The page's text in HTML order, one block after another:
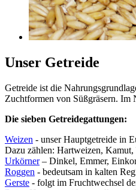
Unser Getreide
Getreide ist die
Zuchtformen von Süßgräsern. Im
Die sieben Getreidegattungen:
Weizen - unser Hauptgetreide in
Dazu zählen: Hartweizen,
Urkörner– Dinkel, Emmer,
Roggen - bedeutsam in kalten
Gerste - folgt im Fruchtwechsel